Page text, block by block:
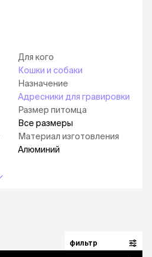
Для кого
Кошки и собаки
Назначение
Адресники для гравировки
Размер питомца
Все размеры
Материал изготовления
Алюминий
фильтр